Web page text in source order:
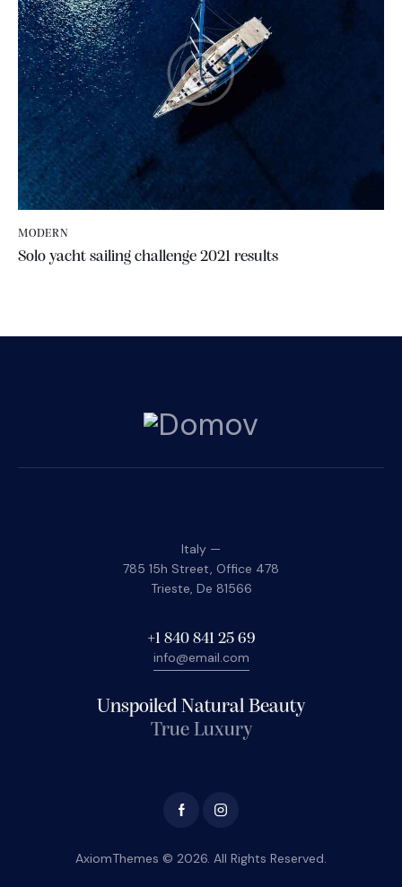
MODERN
Solo yacht sailing challenge 2021 results
Italy —
785 15h Street, Office 478
Trieste, De 81566
+1 840 841 25 69
info@email.com
Unspoiled Natural Beauty
True Luxury
AxiomThemes © 2026. All Rights Reserved.